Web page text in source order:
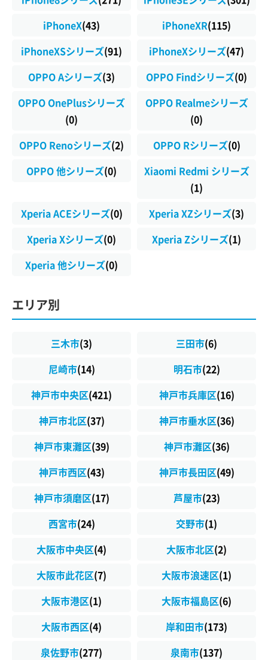
iPhoneX(43) iPhoneXR(115)
iPhoneXSシリーズ(91) iPhoneXシリーズ(47)
OPPO Aシリーズ(3) OPPO Findシリーズ(0)
OPPO OnePlusシリーズ
(0)
OPPO Realmeシリーズ
(0)
OPPO Renoシリーズ(2) OPPO Rシリーズ(0)
OPPO 他シリーズ(0)
Xiaomi Redmi シリーズ
(1)
Xperia ACEシリーズ(0) Xperia XZシリーズ(3)
Xperia Xシリーズ(0) Xperia Zシリーズ(1)
Xperia 他シリーズ(0)
エリア別
三木市(3) 三田市(6)
尼崎市(14) 明石市(22)
神戸市中央区(421) 神戸市兵庫区(16)
神戸市北区(37) 神戸市垂水区(36)
神戸市東灘区(39) 神戸市灘区(36)
神戸市西区(43) 神戸市長田区(49)
神戸市須磨区(17) 芦屋市(23)
西宮市(24) 交野市(1)
大阪市中央区(4) 大阪市北区(2)
大阪市此花区(7) 大阪市浪速区(1)
大阪市港区(1) 大阪市福島区(6)
大阪市西区(4) 岸和田市(173)
泉佐野市(277) 泉南市(137)